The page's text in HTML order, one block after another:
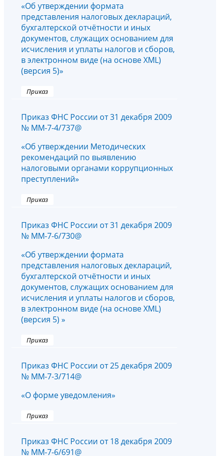
«Об утверждении формата
представления налоговых деклараций,
бухгалтерской отчётности и иных
документов, служащих основанием для
исчисления и уплаты налогов и сборов,
в электронном виде (на основе XML)
(версия 5)»
Приказ
Приказ ФНС России от 31 декабря 2009
№ ММ-7-4/737@
«Об утверждении Методических
рекомендаций по выявлению
налоговыми органами коррупционных
преступлений»
Приказ
Приказ ФНС России от 31 декабря 2009
№ ММ-7-6/730@
«Об утверждении формата
представления налоговых деклараций,
бухгалтерской отчётности и иных
документов, служащих основанием для
исчисления и уплаты налогов и сборов,
в электронном виде (на основе XML)
(версия 5) »
Приказ
Приказ ФНС России от 25 декабря 2009
№ ММ-7-3/714@
«О форме уведомления»
Приказ
Приказ ФНС России от 18 декабря 2009
№ ММ-7-6/691@